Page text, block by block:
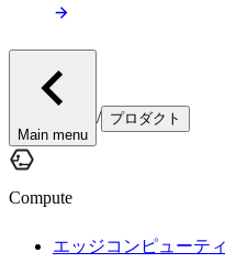
Main menu
/ プロダクト
Compute
エッジコンピューテ